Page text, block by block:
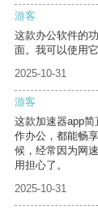
游客
这款办公软件的
面。我可以使用
2025-10-31
游客
这款加速器app
作办公，都能畅
候，经常因为网
用担心了。
2025-10-31